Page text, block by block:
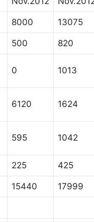
8000 13075
500 820
0 1013
6120 1624
595 1042
225 425
15440 17999